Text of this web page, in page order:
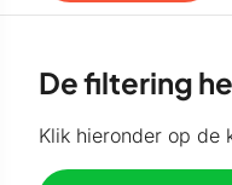
De filtering
Klik hieronder op de